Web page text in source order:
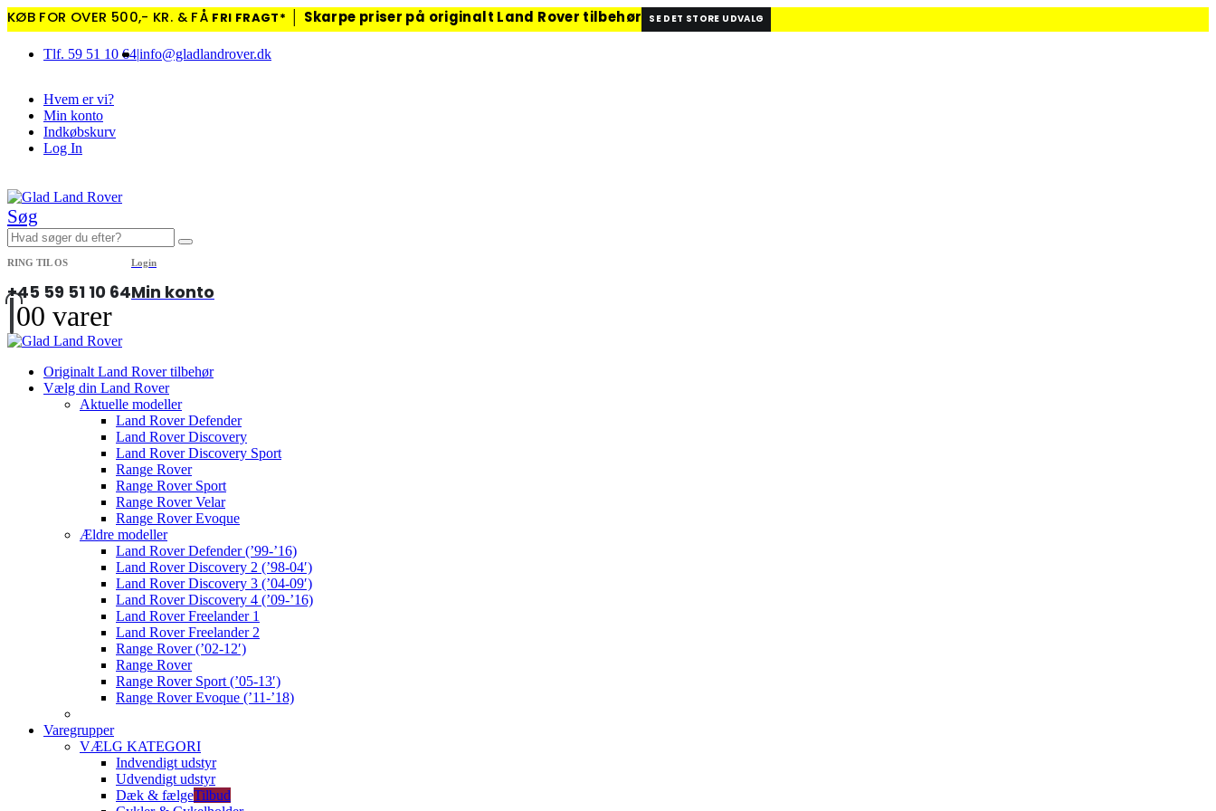
KØB FOR OVER 500,- KR. & FÅ FRI FRAGT* Skarpe priser på originalt Land Rover tilbehør SE DET STORE UDVALG
Tlf. 59 51 10 64|info@gladlandrover.dk
Hvem er vi?
Min konto
Indkøbskurv
Log In
Søg
RING TIL OS
+45 59 51 10 64
Login
Min konto
00 varer
Originalt Land Rover tilbehør
Vælg din Land Rover
Aktuelle modeller
Land Rover Defender
Land Rover Discovery
Land Rover Discovery Sport
Range Rover
Range Rover Sport
Range Rover Velar
Range Rover Evoque
Ældre modeller
Land Rover Defender (’99-’16)
Land Rover Discovery 2 (’98-04′)
Land Rover Discovery 3 (’04-09′)
Land Rover Discovery 4 (’09-’16)
Land Rover Freelander 1
Land Rover Freelander 2
Range Rover (’02-12′)
Range Rover
Range Rover Sport (’05-13′)
Range Rover Evoque (’11-’18)
Varegrupper
VÆLG KATEGORI
Indvendigt udstyr
Udvendigt udstyr
Dæk & fælgeTilbud